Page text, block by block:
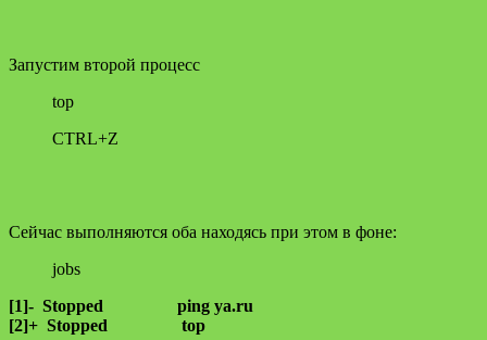
Запустим второй процесс
top
CTRL+Z
Сейчас выполняются оба находясь при этом в фоне:
jobs
[1]- Stopped ping ya.ru
[2]+ Stopped top